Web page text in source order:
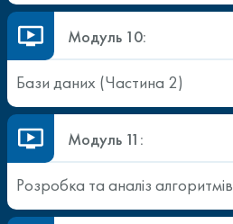
Модуль 10:
Бази даних (Частина 2)
Модуль 11:
Розробка та аналіз алгоритмів